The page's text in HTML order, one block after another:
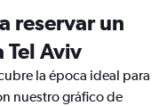
reservar un
Tel Aviv
la época ideal para
nuestro gráfico de